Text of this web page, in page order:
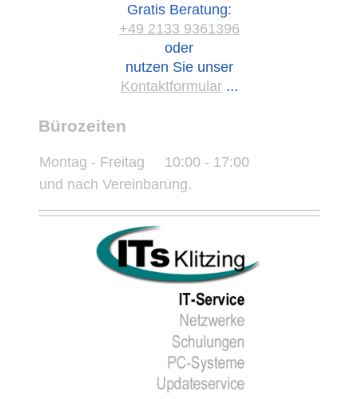
Gratis Beratung:
+49 2133 9361396
oder
nutzen Sie unser
Kontaktformular ...
Bürozeiten
Montag - Freitag 10:00 - 17:00
und nach Vereinbarung.